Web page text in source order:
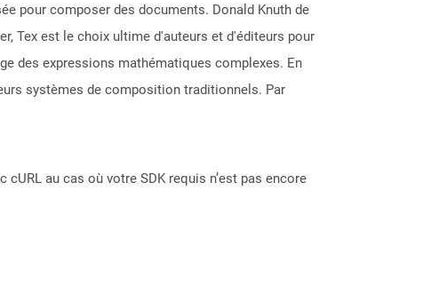
pour composer des documents. Donald Knuth de
Tex est le choix ultime d'auteurs et d'éditeurs pour
des expressions mathématiques complexes. En
systèmes de composition traditionnels. Par
au cas où votre SDK requis n’est pas encore